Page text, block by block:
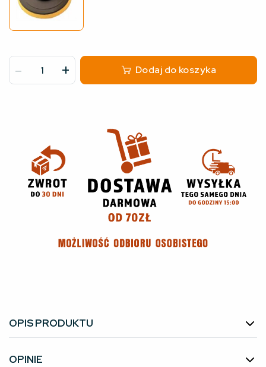
- + Dodaj do koszyka
OPIS PRODUKTU
OPINIE